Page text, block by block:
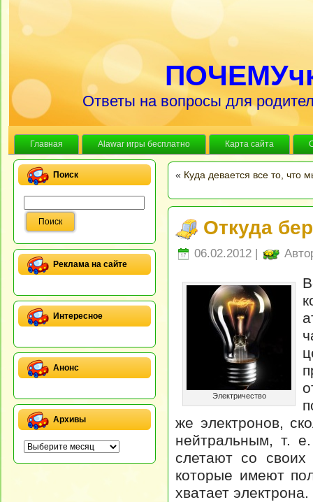
Ответы на вопросы для
Главная Alawar игры бесплатно Карта сайта
Поиск
Реклама на сайте
Интересное
Анонс
Архивы
« Куда девается все то, что
Откуда
06.02.2012 |
Электричество
же электронов,
нейтральным, т.
слетают со
которые имеют
хватает электрона.